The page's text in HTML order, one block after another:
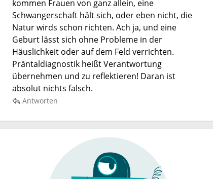
kommen Frauen von ganz allein, eine
Schwangerschaft hält sich, oder eben nicht, die
Natur wirds schon richten. Ach ja, und eine
Geburt lässt sich ohne Probleme in der
Häuslichkeit oder auf dem Feld verrichten.
Präntaldiagnostik heißt Verantwortung
übernehmen und zu reflektieren! Daran ist
absolut nichts falsch.
Antworten